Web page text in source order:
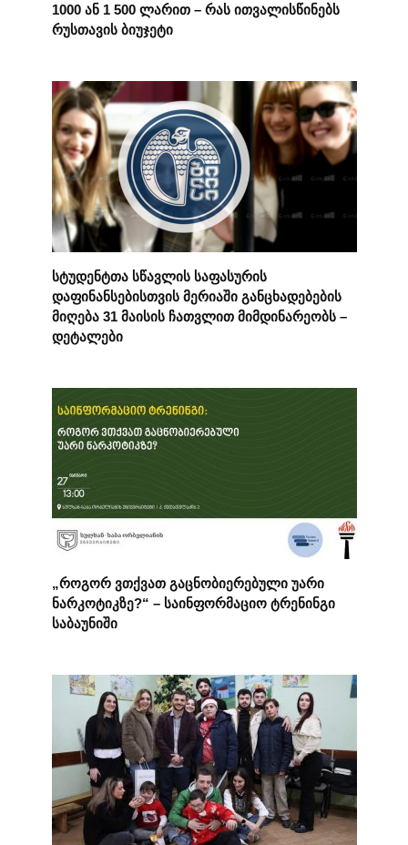
1000 ან 1 500 ლარით – რას ითვალისწინებს
რუსთავის ბიუჯეტი
სტუდენტთა სწავლის საფასურის
დაფინანსებისთვის მერიაში განცხადებების
მიღება 31 მაისის ჩათვლით მიმდინარეობს –
დეტალები
„როგორ ვთქვათ გაცნობიერებული უარი
ნარკოტიკზე?“ – საინფორმაციო ტრენინგი
საბაუნიში